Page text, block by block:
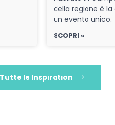
della regione è
un evento unico.
SCOPRI »
Tutte le Inspiration